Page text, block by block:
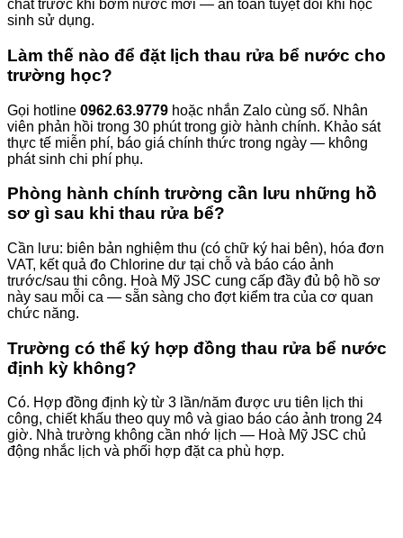
chất trước khi bơm nước mới — an toàn tuyệt đối khi học
sinh sử dụng.
Làm thế nào để đặt lịch thau rửa bể nước cho
trường học?
Gọi hotline 0962.63.9779 hoặc nhắn Zalo cùng số. Nhân
viên phản hồi trong 30 phút trong giờ hành chính. Khảo sát
thực tế miễn phí, báo giá chính thức trong ngày — không
phát sinh chi phí phụ.
Phòng hành chính trường cần lưu những hồ
sơ gì sau khi thau rửa bể?
Cần lưu: biên bản nghiệm thu (có chữ ký hai bên), hóa đơn
VAT, kết quả đo Chlorine dư tại chỗ và báo cáo ảnh
trước/sau thi công. Hoà Mỹ JSC cung cấp đầy đủ bộ hồ sơ
này sau mỗi ca — sẵn sàng cho đợt kiểm tra của cơ quan
chức năng.
Trường có thể ký hợp đồng thau rửa bể nước
định kỳ không?
Có. Hợp đồng định kỳ từ 3 lần/năm được ưu tiên lịch thi
công, chiết khấu theo quy mô và giao báo cáo ảnh trong 24
giờ. Nhà trường không cần nhớ lịch — Hoà Mỹ JSC chủ
động nhắc lịch và phối hợp đặt ca phù hợp.